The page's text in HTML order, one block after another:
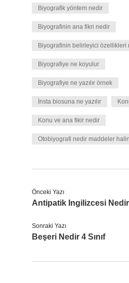
Biyografik yöntem nedir
Biyografinin ana fikri nedir
Biyografinin belirleyici özellikleri
Biyografiye ne koyulur
Biyografiye ne yazılır örnek
İnsta biosuna ne yazılır
Konu ve ana fikir nedir
Otobiyografi nedir maddeler
Önceki Yazı
Antipatik Ingilizcesi Nedir
Sonraki Yazı
Beşeri Nedir 4 Sınıf